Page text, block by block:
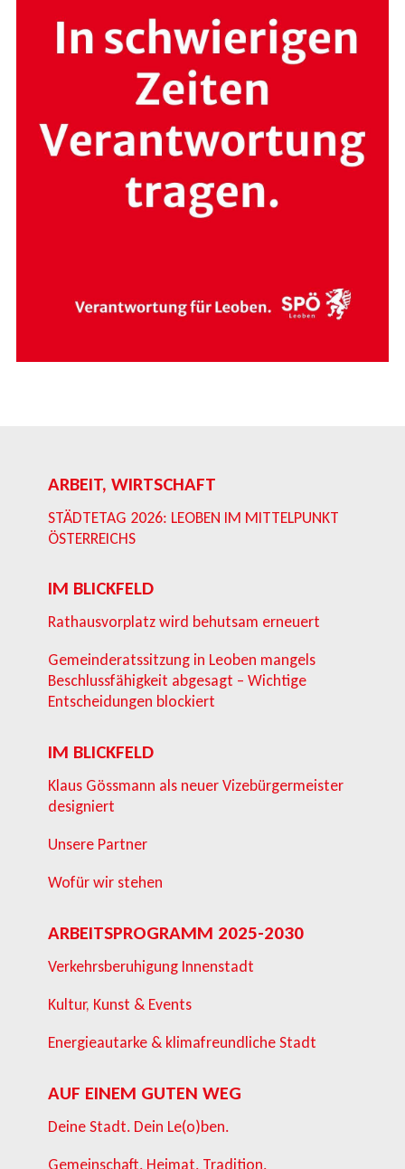
ARBEIT, WIRTSCHAFT
STÄDTETAG 2026: LEOBEN IM MITTELPUNKT
ÖSTERREICHS
IM BLICKFELD
Rathausvorplatz wird behutsam erneuert
Gemeinderatssitzung in Leoben mangels
Beschlussfähigkeit abgesagt – Wichtige
Entscheidungen blockiert
IM BLICKFELD
Klaus Gössmann als neuer Vizebürgermeister
designiert
Unsere Partner
Wofür wir stehen
ARBEITSPROGRAMM 2025-2030
Verkehrsberuhigung Innenstadt
Kultur, Kunst & Events
Energieautarke & klimafreundliche Stadt
AUF EINEM GUTEN WEG
Deine Stadt. Dein Le(o)ben.
Gemeinschaft. Heimat. Tradition.